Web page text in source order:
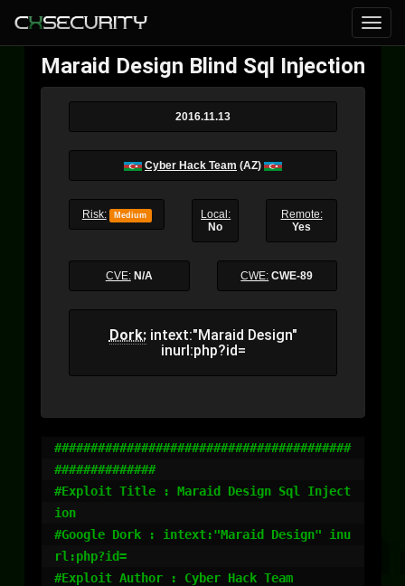
Maraid Design Blind Sql Injection
2016.11.13
Cyber Hack Team (AZ)
Risk: Medium
Local:
No
Remote:
Yes
CVE: N/A CWE: CWE-89
Dork:intext:"Maraid Design"
inurl:php?id=
#########################################
##############
#Exploit Title : Maraid Design Sql Inject
ion
#Google Dork : intext:"Maraid Design" inu
rl:php?id=
#Exploit Author : Cyber Hack Team